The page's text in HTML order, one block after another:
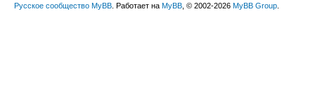
Русское сообщество MyBB . Работает на MyBB , © 2002-2026 MyBB Group